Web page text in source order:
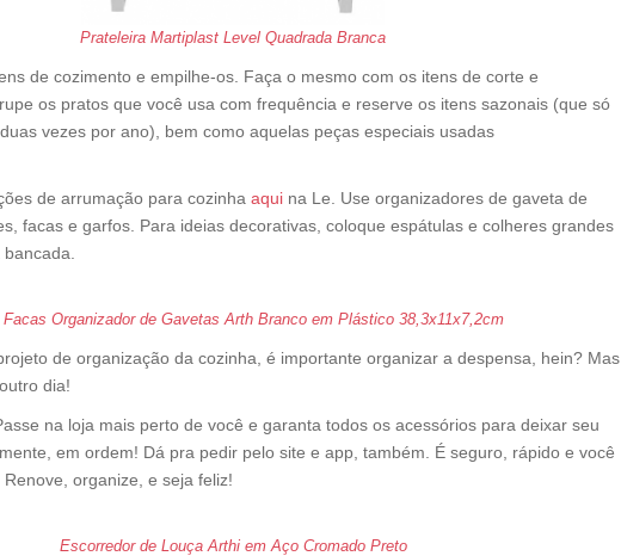
Prateleira Martiplast Level Quadrada Branca
de cozimento e empilhe-os. Faça o mesmo com os itens de corte e
os pratos que você usa com frequência e reserve os itens sazonais (que só
vezes por ano), bem como aquelas peças especiais usadas
de arrumação para cozinha aqui na Le. Use organizadores de gaveta de
facas e garfos. Para ideias decorativas, coloque espátulas e colheres grandes
Facas Organizador de Gavetas Arth Branco em Plástico 38,3x11x7,2cm
de organização da cozinha, é importante organizar a despensa, hein? Mas
dia!
na loja mais perto de você e garanta todos os acessórios para deixar seu
em ordem! Dá pra pedir pelo site e app, também. É seguro, rápido e você
organize, e seja feliz!
Escorredor de Louça Arthi em Aço Cromado Preto